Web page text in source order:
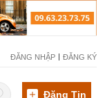
ĐĂNG NHẬP ĐĂNG KÝ
Đăng Tin